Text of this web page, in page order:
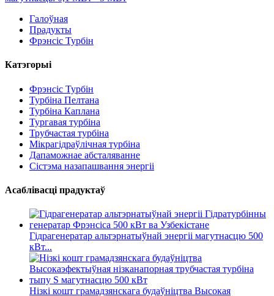
Галоўная
Прадукты
Фрэнсіс Турбін
Катэгорыі
Фрэнсіс Турбін
Турбіна Пелтана
Турбіна Каплана
Тургавая турбіна
Трубчастая турбіна
Мікрагідраўлічная турбіна
Дапаможнае абсталяванне
Сістэма назапашвання энергіі
Асаблівасці прадуктаў
Гідрагенератар альтэрнатыўнай энергіі магутнасцю 500
кВт...
Нізкі кошт грамадзянскага будаўніцтва Высокая